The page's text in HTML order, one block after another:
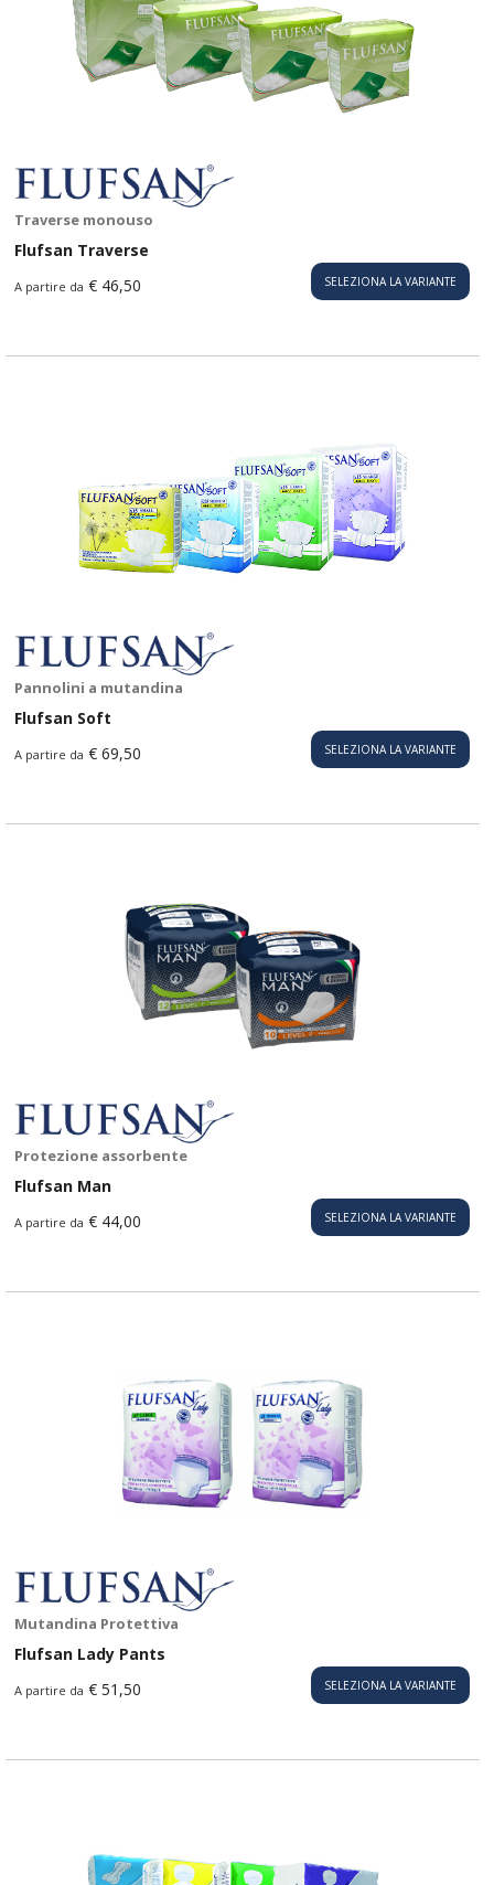
Traverse monouso
Flufsan Traverse
A partire da € 46,50 SELEZIONA LA VARIANTE
Pannolini a mutandina
Flufsan Soft
A partire da € 69,50 SELEZIONA LA VARIANTE
Protezione assorbente
Flufsan Man
A partire da € 44,00 SELEZIONA LA VARIANTE
Mutandina Protettiva
Flufsan Lady Pants
A partire da € 51,50 SELEZIONA LA VARIANTE